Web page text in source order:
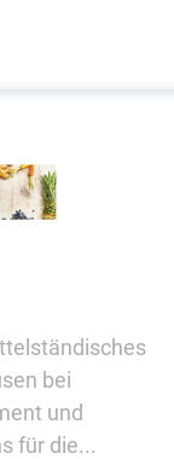
bei
und
für die...